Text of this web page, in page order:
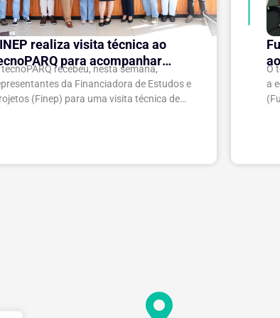
realiza visita técnica ao
para acompanhar
do projeto de expansão
Parque Tecnológico
tecnoPARQ recebeu, nesta semana,
da Financiadora de Estudos e
(Finep) para uma visita técnica de
O
a